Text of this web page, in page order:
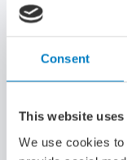
Consent
This website
We use cookies